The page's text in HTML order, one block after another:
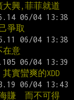
興,菲菲就道
爭取
在意
實蠻爽的XDD
賺  而不可得